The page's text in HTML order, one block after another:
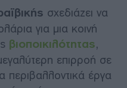
σχεδιάζει να
για μια κοινή
βιοποικιλότητας,
επιρροή σε
περιβαλλοντικά έργα